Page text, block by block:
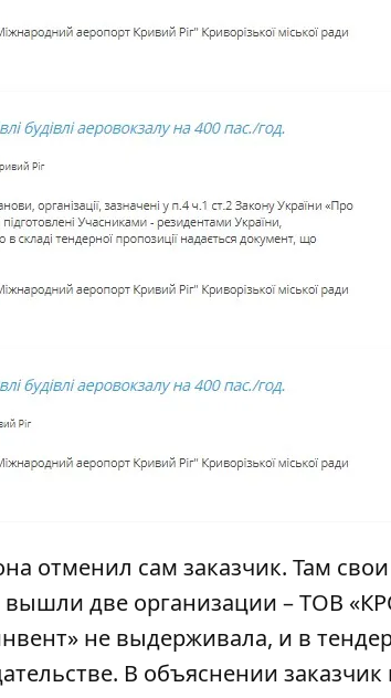
отменил сам заказчик. Там
две организации – ТОВ
не выдерживала, и в
В объяснении заказчик